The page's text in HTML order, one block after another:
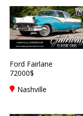
Ford Fairlane
72000$
Nashville